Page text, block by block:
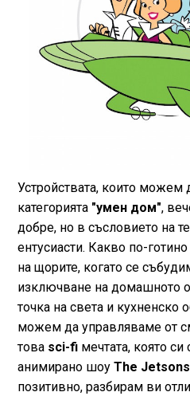
Устройствата, които можем
категорията "умен дом",
добре, но в съсловието на
ентусиасти. Какво по-
на щорите, когато се
изключване на домашното
точка на света и кухненско
можем да управляваме от
това sci-fiмечтата, която
анимирано шоу The Jetsons
позитивно, разбирам ви